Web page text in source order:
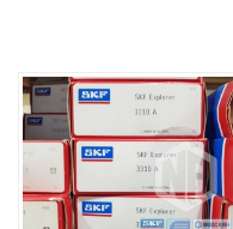
QN: D908 - Khu đô
Long, Quảng Ninh
Tel: (0203) 6 559